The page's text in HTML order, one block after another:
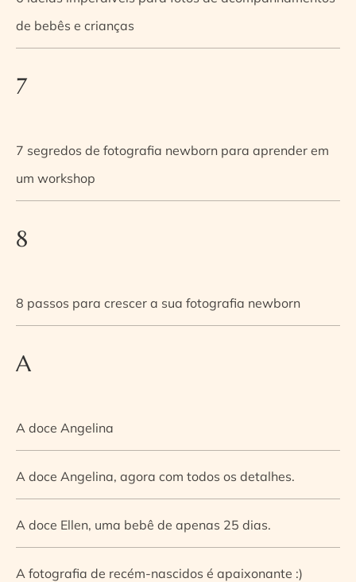
de bebês e crianças
7
7 segredos de fotografia newborn para aprender em
um workshop
8
8 passos para crescer a sua fotografia newborn
A
A doce Angelina
A doce Angelina, agora com todos os detalhes.
A doce Ellen, uma bebê de apenas 25 dias.
A fotografia de recém-nascidos é apaixonante :)